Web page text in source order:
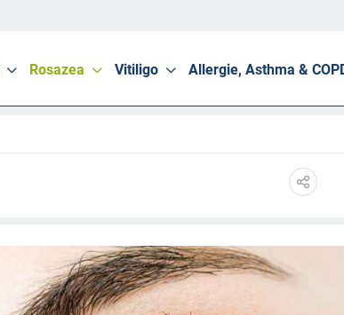
Rosazea Vitiligo Allergie, Asthma &